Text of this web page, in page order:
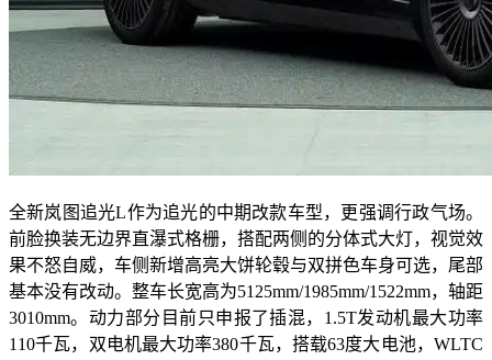
全新岚图追光L作为追光的中期改款车型，更强调行政气场。
前脸换装无边界直瀑式格栅，搭配两侧的分体式大灯，视觉效
果不怒自威，车侧新增高亮大饼轮毂与双拼色车身可选，尾部
基本没有改动。整车长宽高为5125mm/1985mm/1522mm，轴距
3010mm。动力部分目前只申报了插混，1.5T发动机最大功率
110千瓦，双电机最大功率380千瓦，搭载63度大电池，WLTC